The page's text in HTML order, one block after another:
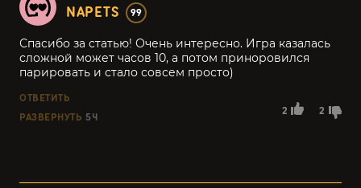
NAPETS 99
2 2
Спасибо за статью! Очень интересно. Игра казалась
сложной может часов 10, а потом приноровился
парировать и стало совсем просто)
ОТВЕТИТЬ
РАЗВЕРНУТЬ 54